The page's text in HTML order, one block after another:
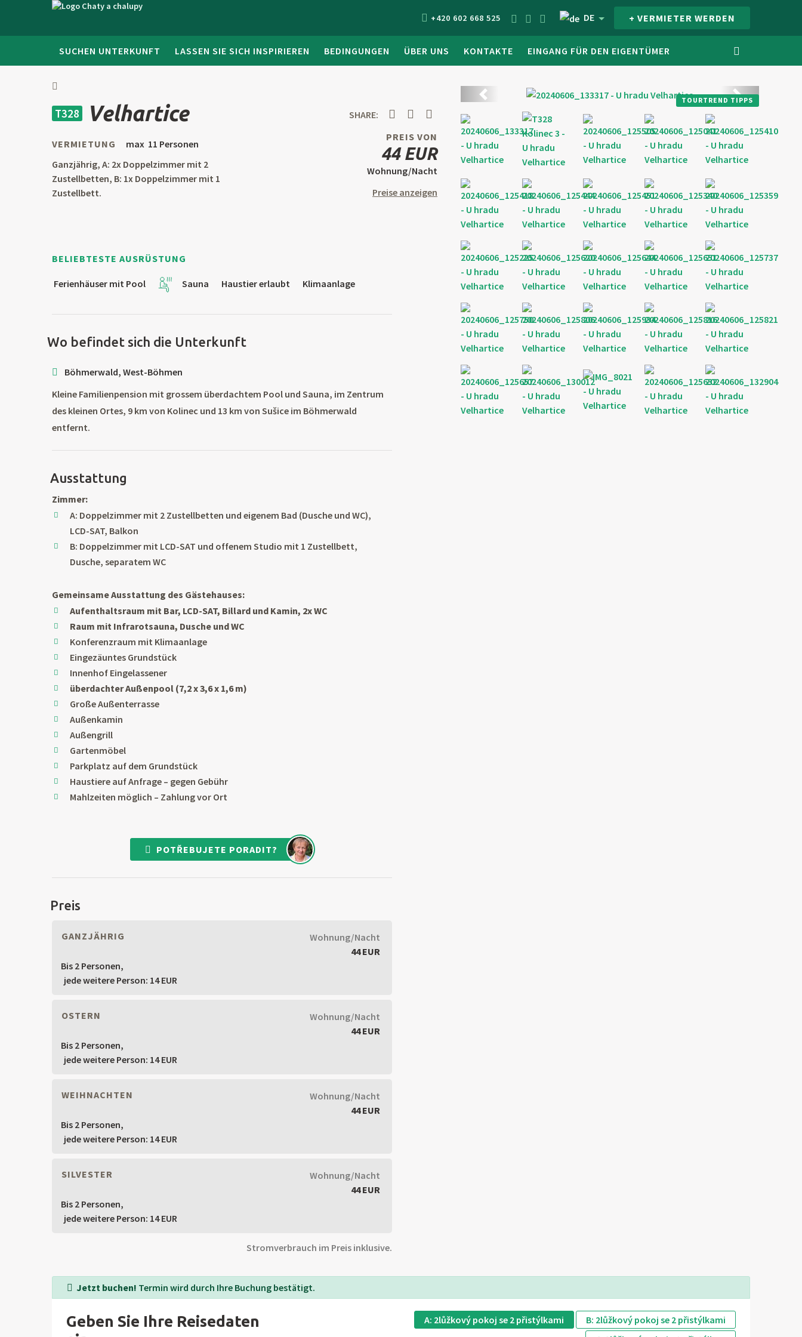
+420 602 668 525 DE + VERMIETER WERDEN
SUCHEN UNTERKUNFT LASSEN SIE SICH INSPIRIEREN BEDINGUNGEN ÜBER UNS KONTAKTE EINGANG FÜR DEN EIGENTÜMER
T328 Velhartice SHARE:
Zurück Weiter
TOURTREND TIPPS
VERMIETUNG
max 11 Personen
Ganzjährig, A: 2x Doppelzimmer mit 2
Zustellbetten, B: 1x Doppelzimmer mit 1
Zustellbett.
PREIS VON
44 EUR
Wohnung/Nacht
Preise anzeigen
BELIEBTESTE AUSRÜSTUNG
Ferienhäuser mit Pool Sauna Haustier erlaubt Klimaanlage
Wo befindet sich die Unterkunft
Böhmerwald, West-Böhmen
Kleine Familienpension mit grossem überdachtem Pool und Sauna, im Zentrum
des kleinen Ortes, 9 km von Kolinec und 13 km von Sušice im Böhmerwald
entfernt.
Ausstattung
Zimmer:
A: Doppelzimmer mit 2 Zustellbetten und eigenem Bad (Dusche und WC),
LCD-SAT, Balkon
B: Doppelzimmer mit LCD-SAT und offenem Studio mit 1 Zustellbett,
Dusche, separatem WC
Gemeinsame Ausstattung des Gästehauses:
Aufenthaltsraum mit Bar, LCD-SAT, Billard und Kamin, 2x WC
Raum mit Infrarotsauna, Dusche und WC
Konferenzraum mit Klimaanlage
Eingezäuntes Grundstück
Innenhof Eingelassener
überdachter Außenpool (7,2 x 3,6 x 1,6 m)
Große Außenterrasse
Außenkamin
Außengrill
Gartenmöbel
Parkplatz auf dem Grundstück
Haustiere auf Anfrage – gegen Gebühr
Mahlzeiten möglich – Zahlung vor Ort
POTŘEBUJETE PORADIT?
Preis
GANZJÄHRIG
Wohnung/Nacht
44 EUR
Bis 2 Personen,
jede weitere Person: 14 EUR
OSTERN
Wohnung/Nacht
44 EUR
Bis 2 Personen,
jede weitere Person: 14 EUR
WEIHNACHTEN
Wohnung/Nacht
44 EUR
Bis 2 Personen,
jede weitere Person: 14 EUR
SILVESTER
Wohnung/Nacht
44 EUR
Bis 2 Personen,
jede weitere Person: 14 EUR
Stromverbrauch im Preis inklusive.
Jetzt buchen! Termin wird durch Ihre Buchung bestätigt.
Geben Sie Ihre Reisedaten
A: 2lůžkový pokoj se 2 přistýlkami
B: 2lůžkový pokoj se 2 přistýlkami